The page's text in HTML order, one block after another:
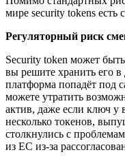
мире security tokens есть
Регуляторный риск
Security token может
вы решите хранить его
платформа попадёт под
можете утратить
актив, даже если ключ у
несколько токенов,
столкнулись с
из ЕС из-за